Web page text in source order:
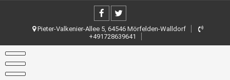
Pieter-Valkenier-Allee 5, 64546 Mörfelden-Walldorf
+491728639641